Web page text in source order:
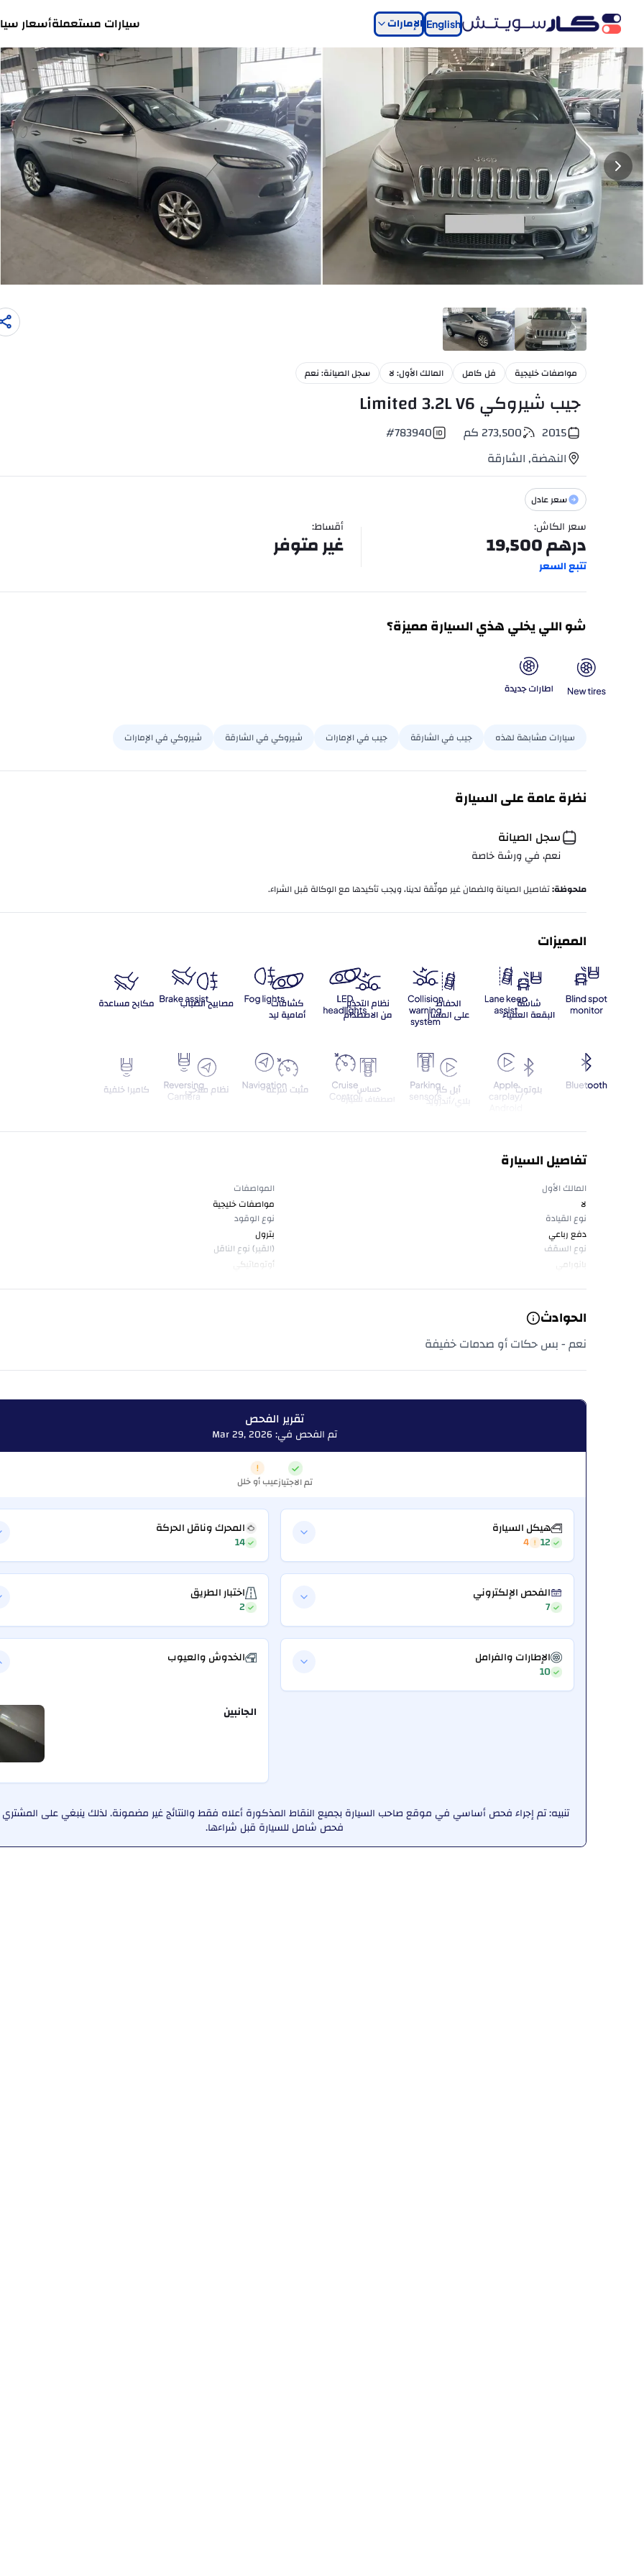
English الإمارات سيارات مستعملةأسعار
+
20
مواصفات خليجية فل كامل المالك الأول: لا سجل الصيانة: نعم
جيب شيروكي Limited 3.2L V6
2015
273,500كم #783940
النهضة,الشارقة
سعر عادل
سعر الكاش:
درهم19,500
تتبع السعر
أقساط:
غير متوفر
شو اللي يخلي هذي السيارة مميزة؟
سيارات مشابهة لهذه جيب في الشارقة جيب في الإمارات شيروكي في الشارقة شيروكي في الإمارات
نظرة عامة على السيارة
سجل الصيانة
نعم، في ورشة خاصة
ملحوظة:تفاصيل الصيانة والضمان غير موثّقة لدينا، ويجب تأكيدها مع الوكالة قبل الشراء.
المميزات
تفاصيل السيارة
المالك الأول
لا
المواصفات
مواصفات خليجية
نوع القيادة
دفع رباعي
نوع الوقود
بترول
نوع السقف
بانورامي
(القير) نوع الناقل
أوتوماتيكي
الحوادث
نعم - بس حكات أو صدمات خفيفة
تقرير الفحص
تم الفحص في: Mar 29, 2026
تم الاجتيازعيب أو خلل
هيكل السيارة
12
4
المحرك وناقل الحركة
14
الفحص الإلكتروني
7
اختبار الطريق
2
الإطارات والفرامل
10
الخدوش والعيوب
الجانبين
تنبيه: تم إجراء فحص أساسي في موقع صاحب السيارة بجميع النقاط المذكورة أعلاه فقط والنتائج غير مضمونة. لذلك ينبغي على
فحص شامل للسيارة قبل شراءها.